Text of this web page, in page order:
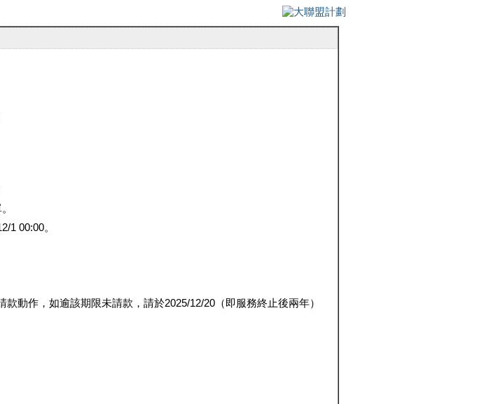
1 00:00。
動作，如逾該期限未請款，請於2025/12/20（即服務終止後兩年）